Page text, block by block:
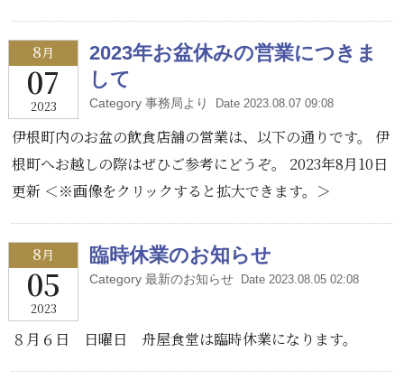
8月
07
2023
2023年お盆休みの営業につきま
して
Category 事務局より Date 2023.08.07 09:08
伊根町内のお盆の飲食店舗の営業は、以下の通りです。 伊
根町へお越しの際はぜひご参考にどうぞ。 2023年8月10日
更新 ＜※画像をクリックすると拡大できます。＞
8月
05
2023
臨時休業のお知らせ
Category 最新のお知らせ Date 2023.08.05 02:08
８月６日 日曜日 舟屋食堂は臨時休業になります。